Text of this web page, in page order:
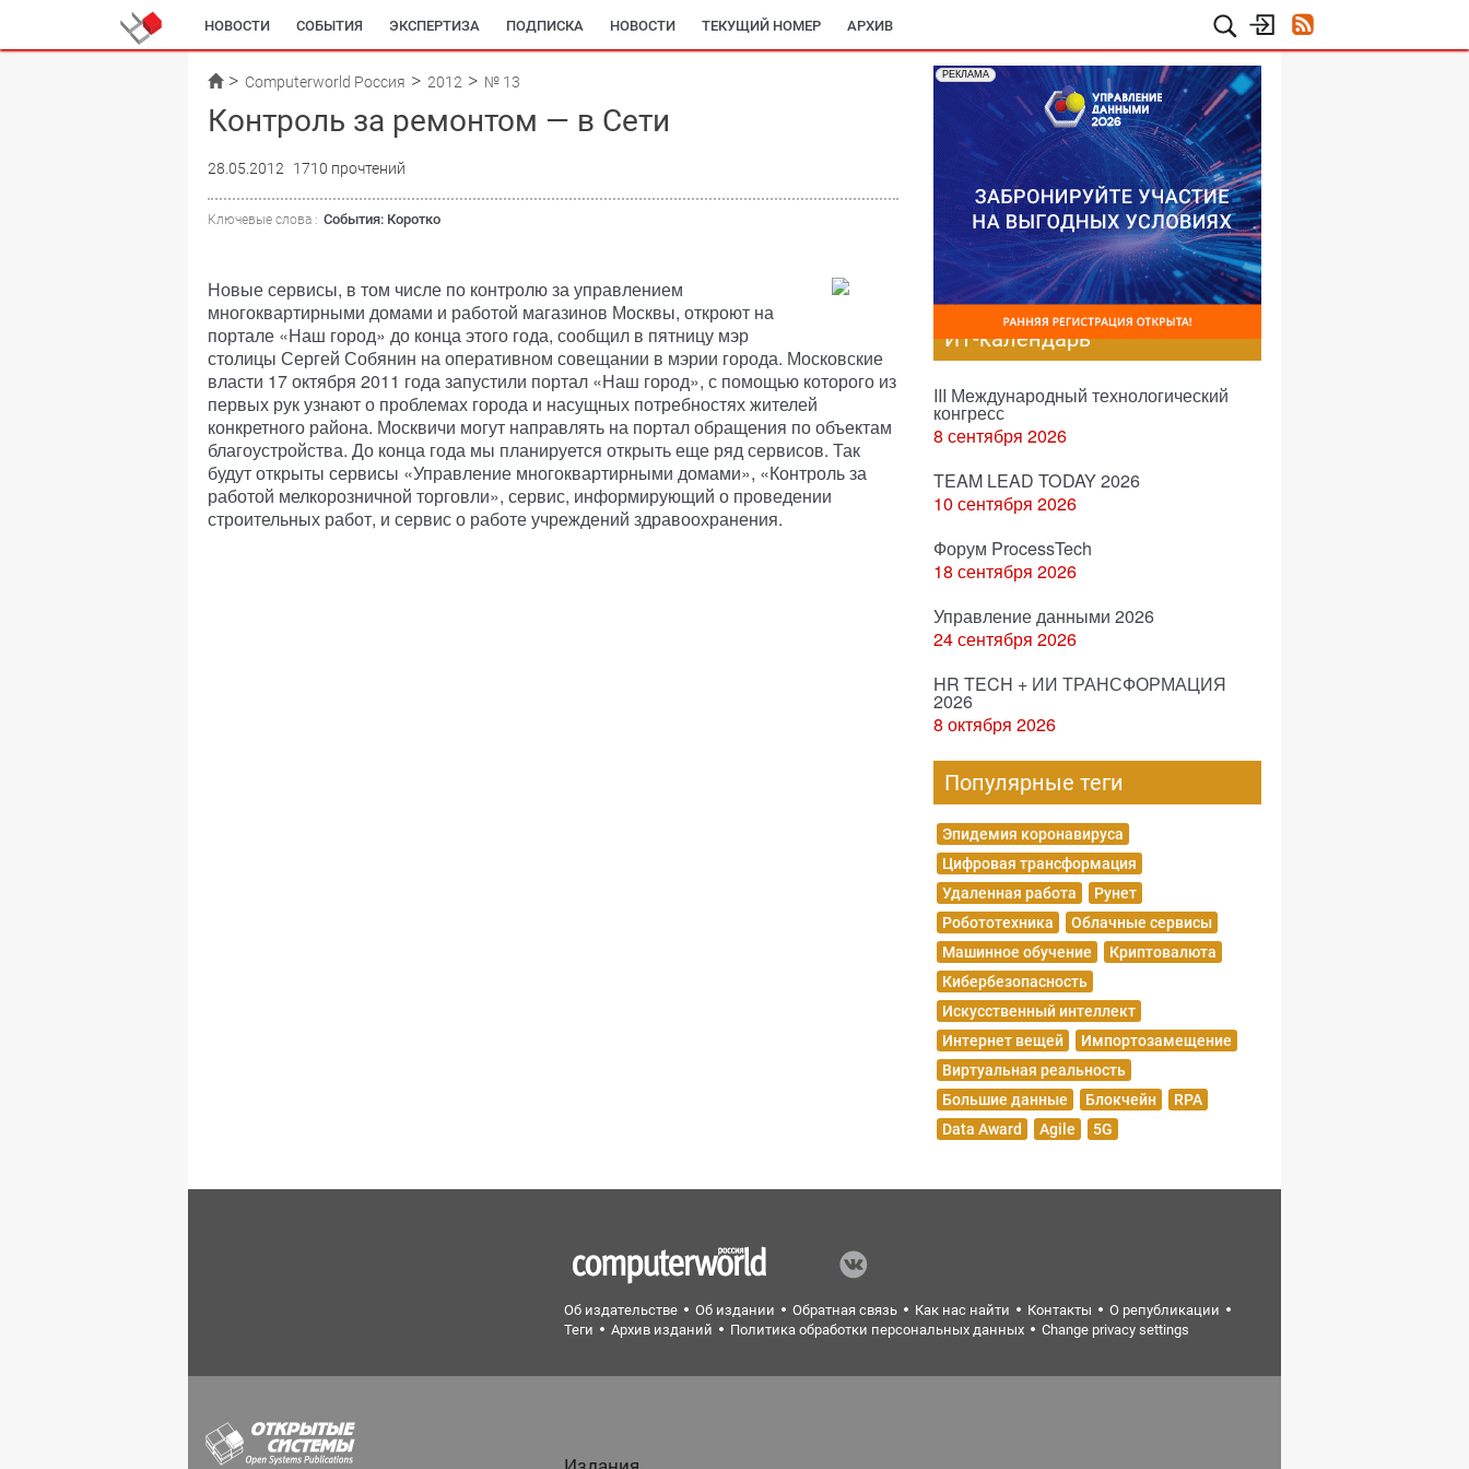
НОВОСТИ СОБЫТИЯ ЭКСПЕРТИЗА ПОДПИСКА НОВОСТИ ТЕКУЩИЙ НОМЕР АРХИВ
Computerworld Россия 2012 № 13
Контроль за ремонтом — в Сети
28.05.2012 1710 прочтений
Ключевые слова : События: Коротко
Новые сервисы, в том числе по контролю за управлением
многоквартирными домами и работой магазинов Москвы, откроют на
портале «Наш город» до конца этого года, сообщил в пятницу мэр
столицы Сергей Собянин на оперативном совещании в мэрии города. Московские
власти 17 октября 2011 года запустили портал «Наш город», с помощью которого из
первых рук узнают о проблемах города и насущных потребностях жителей
конкретного района. Москвичи могут направлять на портал обращения по объектам
благоустройства. До конца года мы планируется открыть еще ряд сервисов. Так
будут открыты сервисы «Управление многоквартирными домами», «Контроль за
работой мелкорозничной торговли», сервис, информирующий о проведении
строительных работ, и сервис о работе учреждений здравоохранения.
РЕКЛАМА
ИТ-календарь
III Международный технологический
конгресс
8 сентября 2026
TEAM LEAD TODAY 2026
10 сентября 2026
Форум ProcessTech
18 сентября 2026
Управление данными 2026
24 сентября 2026
HR TECH + ИИ ТРАНСФОРМАЦИЯ
2026
8 октября 2026
Популярные теги
Эпидемия коронавируса
Цифровая трансформация
Удаленная работа
Рунет
Робототехника
Облачные сервисы
Машинное обучение
Криптовалюта
Кибербезопасность
Искусственный интеллект
Интернет вещей
Импортозамещение
Виртуальная реальность
Большие данные
Блокчейн
RPA
Data Award
Agile 5G
Об издательстве Об издании Обратная связь Как нас найти Контакты
О републикации
Теги
Архив изданий Политика обработки персональных данных Change privacy settings